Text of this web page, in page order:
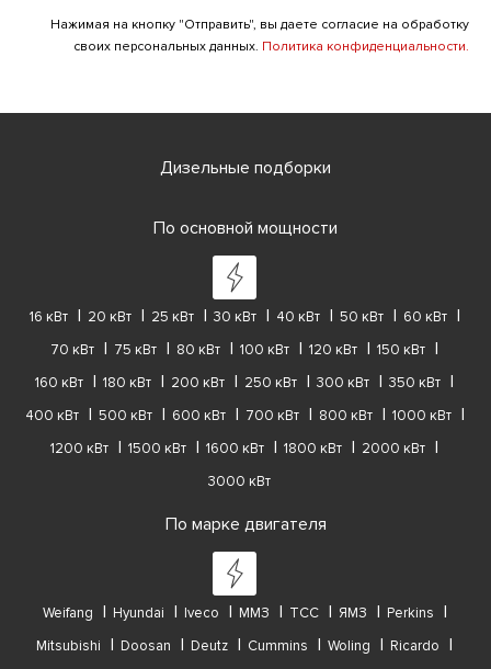
Нажимая на кнопку "Отправить", вы даете согласие на обработку
своих персональных данных. Политика конфиденциальности.
Дизельные подборки
По основной мощности
16 кВт 20 кВт 25 кВт 30 кВт 40 кВт 50 кВт
60 кВт
70 кВт
75 кВт 80 кВт 100 кВт 120 кВт
150 кВт
160 кВт
180 кВт 200 кВт 250 кВт 300 кВт
350 кВт
400 кВт
500 кВт 600 кВт 700 кВт 800 кВт
1000 кВт
1200 кВт
1500 кВт 1600 кВт 1800 кВт
2000 кВт
3000 кВт
По марке двигателя
Weifang Hyundai Iveco ММЗ ТСС ЯМЗ
Perkins
Mitsubishi
Doosan Deutz Cummins Woling
Ricardo